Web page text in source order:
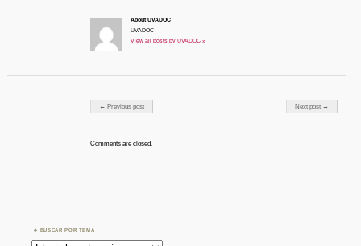
About UVADOC
UVADOC
View all posts by UVADOC »
Post navigation
← Previous post Next post →
Comments are closed.
BUSCAR POR TEMA
Buscar